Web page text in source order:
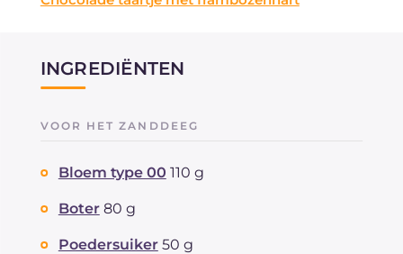
INGREDIËNTEN
VOOR HET ZANDDEEG
Bloem type 00 110 g
Boter 80 g
Poedersuiker 50 g